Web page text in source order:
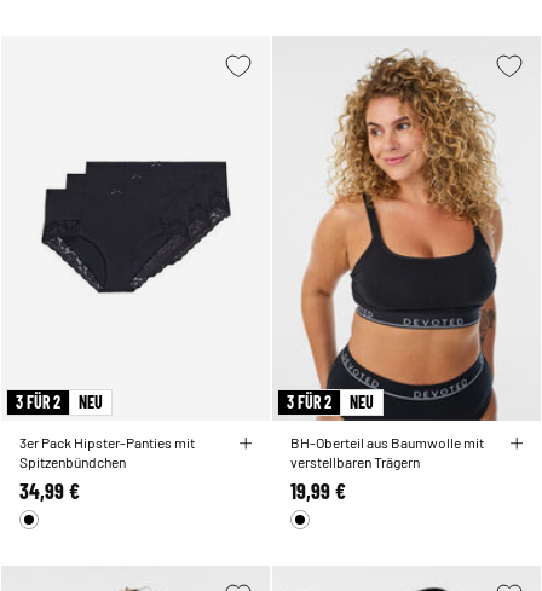
3 FÜR 2 NEU
3er Pack Hipster-Panties mit
Spitzenbündchen
34,99 €
3 FÜR 2 NEU
BH-Oberteil aus Baumwolle mit
verstellbaren Trägern
19,99 €